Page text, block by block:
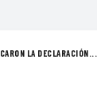
LA DECLARACIÓN...